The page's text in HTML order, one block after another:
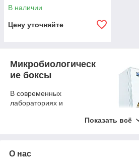
В наличии
Цену уточняйте
Микробиологическ
ие боксы
В современных
лабораториях и
распространения
Показать всё
О нас